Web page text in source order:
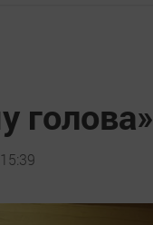
голова»